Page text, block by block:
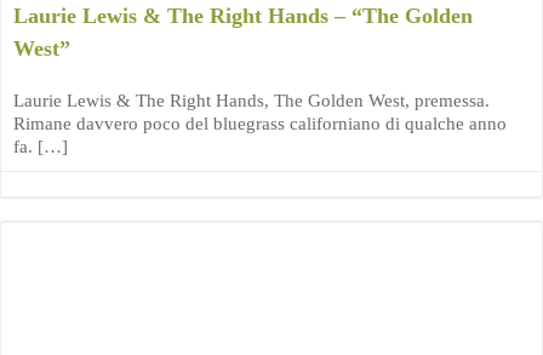
Laurie Lewis & The Right Hands – “The Golden
West”
Laurie Lewis & The Right Hands, The Golden West, premessa.
Rimane davvero poco del bluegrass californiano di qualche anno
fa. […]